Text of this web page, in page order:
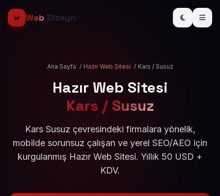
Web Dizayn
Ana Sayfa / Hazır Web Sitesi / Kars / Susuz
Hazır Web Sitesi
Kars / Susuz
Kars Susuz çevresindeki firmalara yönelik,
mobilde sorunsuz çalışan ve yerel SEO/AEO için
kurgulanmış Hazır Web Sitesi. Yıllık 50 USD +
KDV.